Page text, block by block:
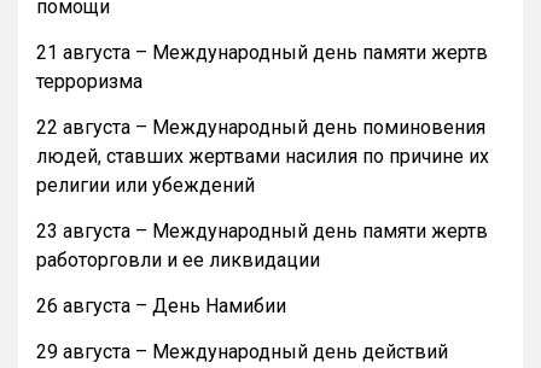
помощи
21 августа – Международный день памяти жертв
терроризма
22 августа – Международный день поминовения
людей, ставших жертвами насилия по причине их
религии или убеждений
23 августа – Международный день памяти жертв
работорговли и ее ликвидации
26 августа – День Намибии
29 августа – Международный день действий